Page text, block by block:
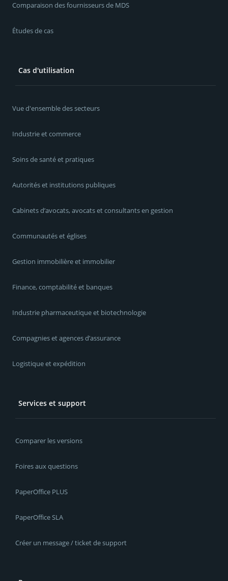
Comparaison des fournisseurs de MDS
Études de cas
Cas d'utilisation
Vue d'ensemble des secteurs
Industrie et commerce
Soins de santé et pratiques
Autorités et institutions publiques
Cabinets d’avocats, avocats et consultants en gestion
Communautés et églises
Gestion immobilière et immobilier
Finance, comptabilité et banques
Industrie pharmaceutique et biotechnologie
Compagnies et agences d’assurance
Logistique et expédition
Services et support
Comparer les versions
Foires aux questions
PaperOffice PLUS
PaperOffice SLA
Créer un message / ticket de support